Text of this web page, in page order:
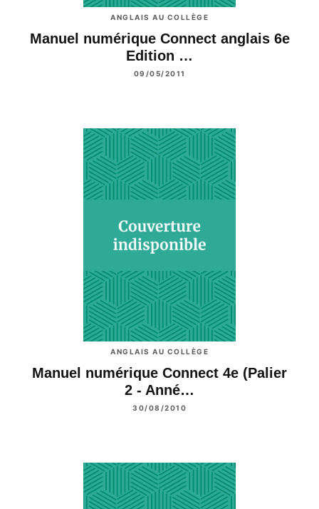
ANGLAIS AU COLLÈGE
Manuel numérique Connect anglais 6e
Edition …
09/05/2011
ANGLAIS AU COLLÈGE
Manuel numérique Connect 4e (Palier
2 - Anné…
30/08/2010